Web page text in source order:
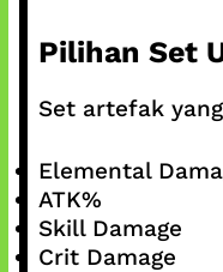
Pilihan Set
Set artefak
Elemental
ATK%
Skill Damage
Crit Damage